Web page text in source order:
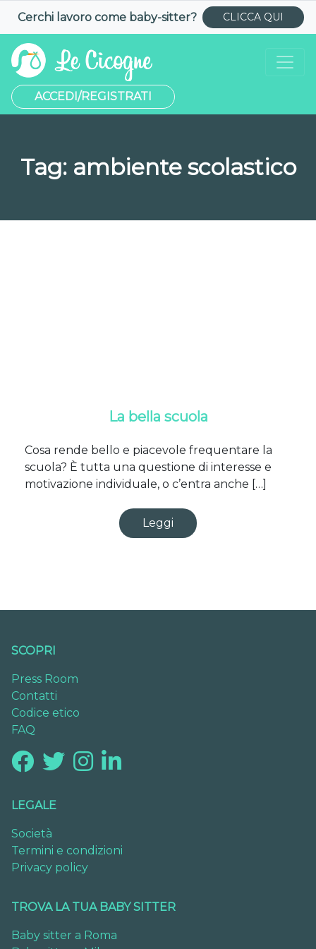
Cerchi lavoro come baby-sitter? CLICCA QUI
ACCEDI/REGISTRATI
Tag: ambiente scolastico
La bella scuola
Cosa rende bello e piacevole frequentare la
scuola? È tutta una questione di interesse e
motivazione individuale, o c’entra anche […]
Leggi
SCOPRI
Press Room
Contatti
Codice etico
FAQ
LEGALE
Società
Termini e condizioni
Privacy policy
TROVA LA TUA BABY SITTER
Baby sitter a Roma